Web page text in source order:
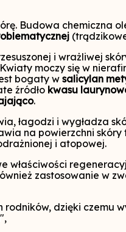
Budowa chemiczna
i wrażliwej
moczy się w
bogaty w salicylan
źródło kwasu
.
łagodzi i wygładza
na powierzchni skóry
i atopowej.
zastosowanie w
dzięki czemu